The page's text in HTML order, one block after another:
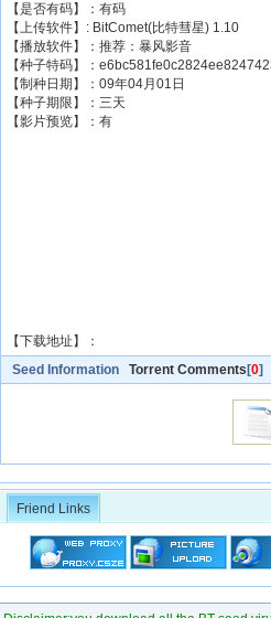
【是否有码】：有码
【上传软件】: BitComet(比特彗星) 1.10
【播放软件】：推荐：暴风影音
【种子特码】：
【制种日期】：09年04月01日
【种子期限】：三天
【影片预览】：有
【下载地址】：
Seed Information Torrent Comments [0]
Friend Links